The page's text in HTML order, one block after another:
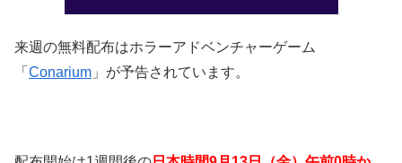
来週の無料配布はホラーアドベンチャーゲーム
「 Conarium 」が予告されています。